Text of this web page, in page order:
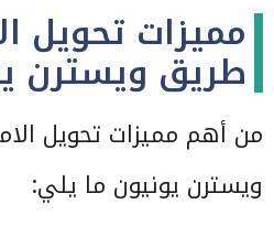
مميزات تحويل
طريق ويسترن
من أهم مميزات تحويل
ويسترن يونيون ما يلي: